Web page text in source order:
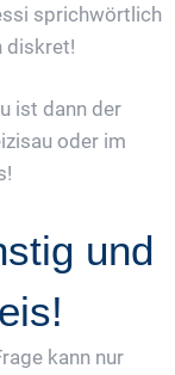
sprichwörtlich
diskret!
ist dann der
oder im
und
kann nur